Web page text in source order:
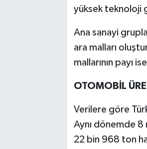
yüksek teknoloji
Ana sanayi
ara malları
mallarının payı
OTOMOBİL
Verilere göre
Aynı dönemde
22 bin 968 ton